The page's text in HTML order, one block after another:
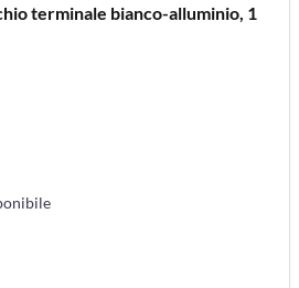
terminale bianco-alluminio, 1